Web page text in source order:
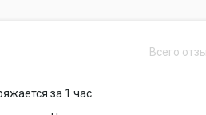
Всего
за 1 час.